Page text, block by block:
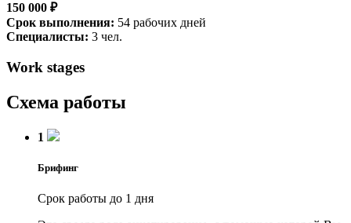
150 000 ₽
Срок выполнения: 54 рабочих дней
Специалисты: 3 чел.
Work stages
Схема работы
1
Брифинг
Срок работы до 1 дня